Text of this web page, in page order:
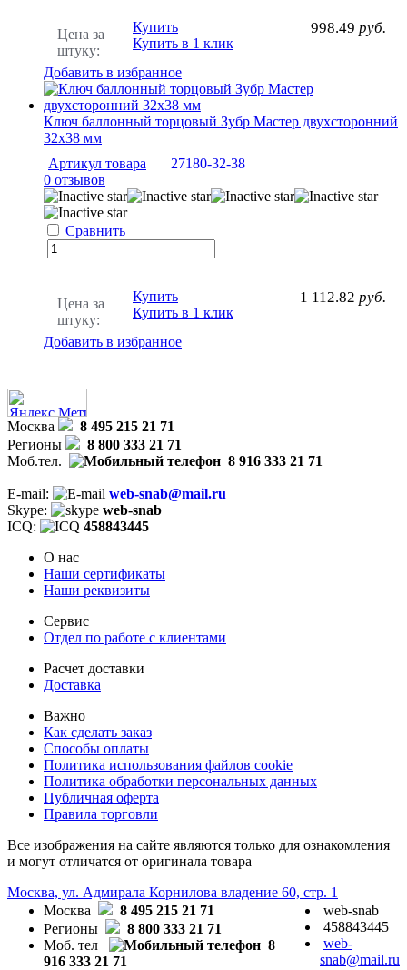
Цена за
штуку:
998.49 руб.
Купить
Купить в 1 клик
Добавить в избранное
Ключ баллонный торцовый Зубр Мастер двухсторонний
32х38 мм
Артикул товара
27180-32-38
0 отзывов
Сравнить
Цена за
штуку:
1 112.82 руб.
Купить
Купить в 1 клик
Добавить в избранное
Москва
8 495 215 21 71
Регионы
8 800 333 21 71
Моб.тел.
8 916 333 21 71
E-mail:
web-snab@mail.ru
Skype:
web-snab
ICQ:
458843445
О нас
Наши сертификаты
Наши реквизиты
Сервис
Отдел по работе с клиентами
Расчет доставки
Доставка
Важно
Как сделать заказ
Способы оплаты
Политика использования файлов cookie
Политика обработки персональных данных
Публичная оферта
Правила торговли
Все изображения на сайте являются только для ознакомления
и могут отличатся от оригинала товара
Москва, ул. Адмирала Корнилова владение 60, стр. 1
Москва
8 495 215 21 71
Регионы
8 800 333 21 71
Моб. тел
8
916 333 21 71
web-snab
458843445
web-
snab@mail.ru